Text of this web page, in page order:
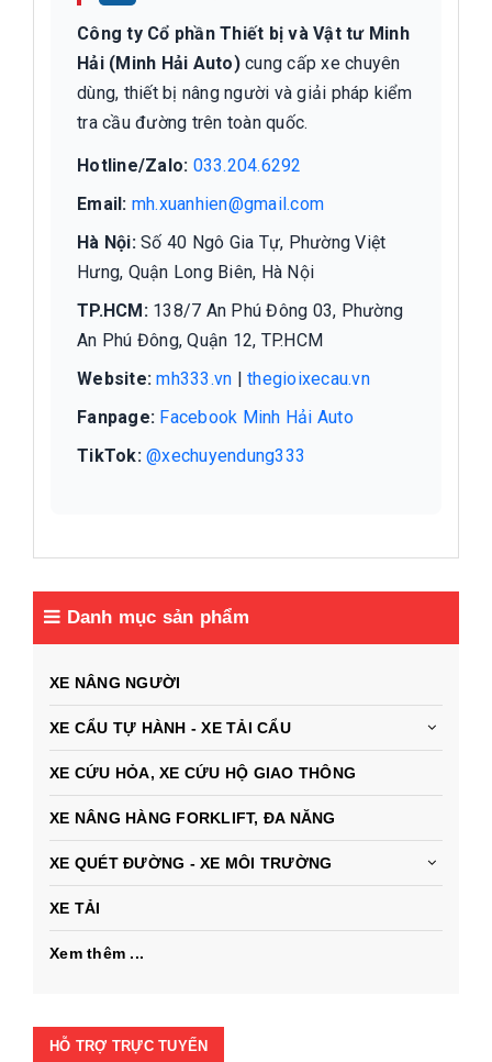
Công ty Cổ phần Thiết bị và Vật tư Minh
Hải (Minh Hải Auto)cung cấp xe chuyên
dùng, thiết bị nâng người và giải pháp kiểm
tra cầu đường trên toàn quốc.
Hotline/Zalo: 033.204.6292
Email: mh.xuanhien@gmail.com
Hà Nội:Số 40 Ngô Gia Tự, Phường Việt
Hưng, Quận Long Biên, Hà Nội
TP.HCM:138/7 An Phú Đông 03, Phường
An Phú Đông, Quận 12, TP.HCM
Website: mh333.vn | thegioixecau.vn
Fanpage: Facebook Minh Hải Auto
TikTok: @xechuyendung333
Danh mục sản phẩm
XE NÂNG NGƯỜI
XE CẨU TỰ HÀNH - XE TẢI CẨU
XE CỨU HỎA, XE CỨU HỘ GIAO THÔNG
XE NÂNG HÀNG FORKLIFT, ĐA NĂNG
XE QUÉT ĐƯỜNG - XE MÔI TRƯỜNG
XE TẢI
Xem thêm ...
HỖ TRỢ TRỰC TUYẾN